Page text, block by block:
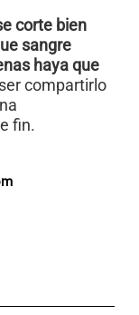
corte bien
sangre
haya que
compartirlo
fin.